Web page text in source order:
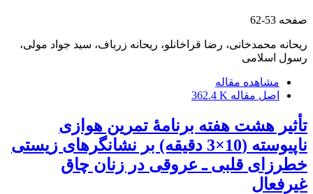
صفحه 53-62
ریحانه محمدخانی، رضا قراخانلو، ریحانه زرباف، سید جواد مولی،
رسول اسلامی
مشاهده مقاله
اصل مقاله 362.4 K
تأثیر هشت هفته برنامۀ تمرین هوازی
ناپیوسته (10×3 دقیقه) بر نشانگرهای زیستی
خطرزای قلبی ـ عروقی در زنان چاق
غیرفعال